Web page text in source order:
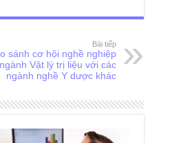
Bài tiếp
sánh cơ hội nghề nghiệp
ngành Vật lý trị liệu với các
ngành nghề Y dược khác